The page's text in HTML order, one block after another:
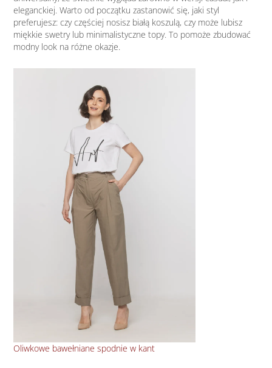
eleganckiej. Warto od początku zastanowić się, jaki styl
preferujesz: czy częściej nosisz białą koszulą, czy może lubisz
miękkie swetry lub minimalistyczne topy. To pomoże zbudować
modny look na różne okazje.
Oliwkowe bawełniane spodnie w kant